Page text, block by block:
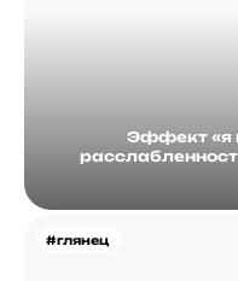
Эффект «я
#глянец